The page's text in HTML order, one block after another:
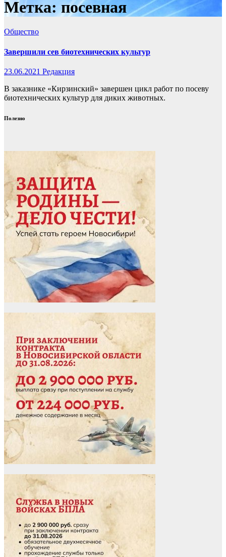
Метка:посевная
Общество
Завершили сев биотехнических культур
23.06.2021 Редакция
В заказнике «Кирзинский» завершен цикл работ по посеву
биотехнических культур для диких животных.
Полезно